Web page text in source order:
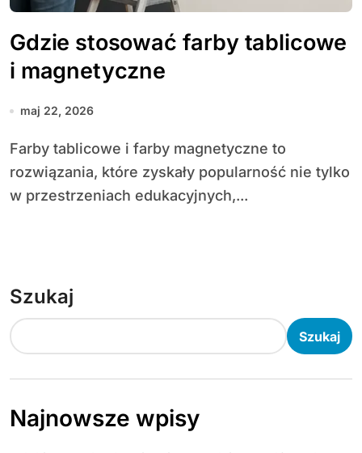
Gdzie stosować farby tablicowe
i magnetyczne
maj 22, 2026
Farby tablicowe i farby magnetyczne to
rozwiązania, które zyskały popularność nie tylko
w przestrzeniach edukacyjnych,...
Szukaj
Szukaj
Najnowsze wpisy